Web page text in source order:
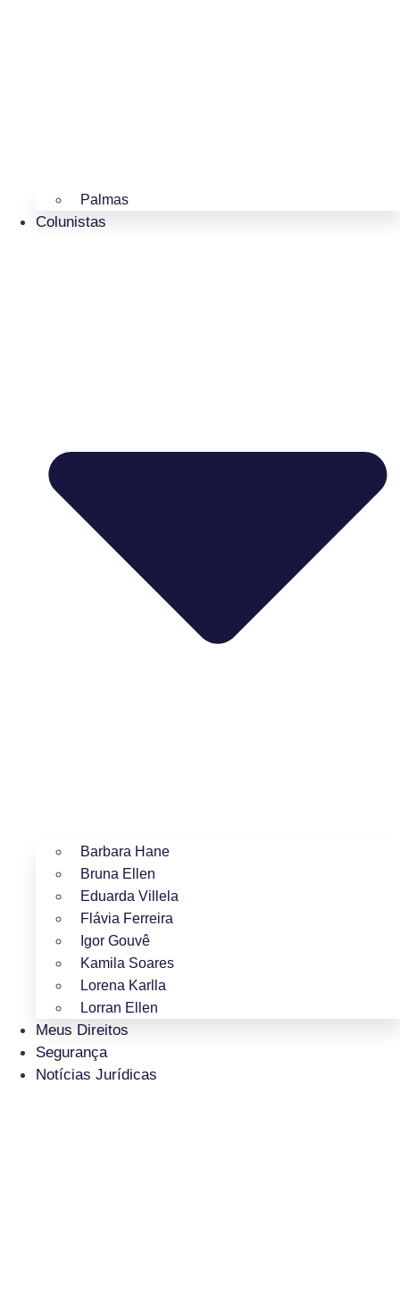
Palmas
Colunistas
Barbara Hane
Bruna Ellen
Eduarda Villela
Flávia Ferreira
Igor Gouvê
Kamila Soares
Lorena Karlla
Lorran Ellen
Meus Direitos
Segurança
Notícias Jurídicas